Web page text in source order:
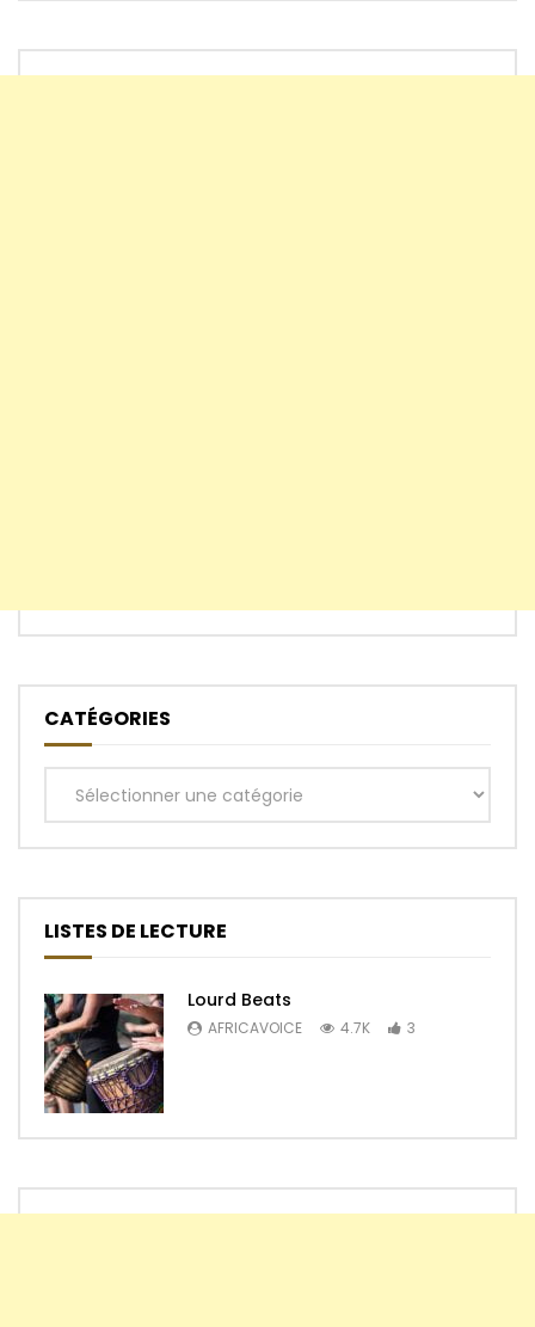
CATÉGORIES
Catégories
LISTES DE LECTURE
Lourd Beats
AFRICAVOICE 4.7K 3